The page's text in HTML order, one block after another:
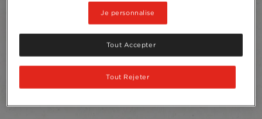
2 produits Sort:Les plus recommandées
Je personnalise
Tout Rejeter
Tout Accepter